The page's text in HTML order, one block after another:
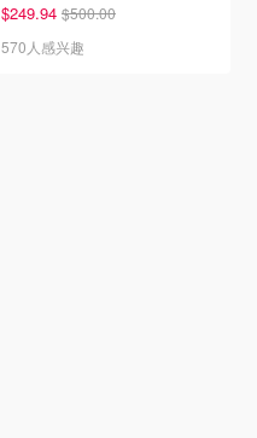
$249.94 $500.00
570人感兴趣